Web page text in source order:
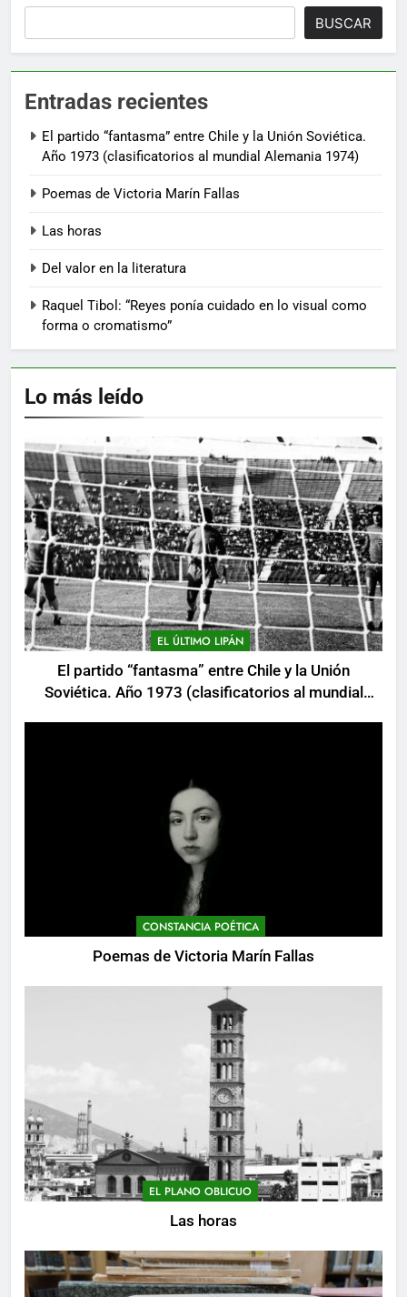
BUSCAR
Entradas recientes
El partido “fantasma” entre Chile y la Unión Soviética.
Año 1973 (clasificatorios al mundial Alemania 1974)
Poemas de Victoria Marín Fallas
Las horas
Del valor en la literatura
Raquel Tibol: “Reyes ponía cuidado en lo visual como
forma o cromatismo”
Lo más leído
EL ÚLTIMO LIPÁN
El partido “fantasma” entre Chile y la Unión
Soviética. Año 1973 (clasificatorios al mundial
CONSTANCIA POÉTICA
Poemas de Victoria Marín Fallas
EL PLANO OBLICUO
Las horas